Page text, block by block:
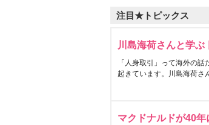
注目★トピックス
川島海荷さんと学ぶ
「人身取引」って海外の
起きています。川島海荷さ
マクドナルドが40年